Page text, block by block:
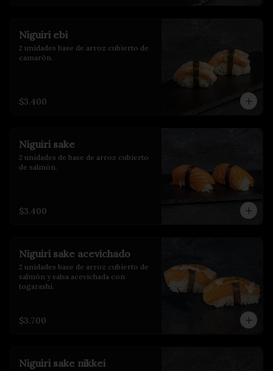
Niguiri ebi
2 unidades base de arroz cubierto de
camarón.
$3.400
Niguiri sake
2 unidades de base de arroz cubierto
de salmón.
$3.400
Niguiri sake acevichado
2 unidades base de arroz cubierto de
salmón y salsa acevichada con
togarashi.
$3.700
Niguiri sake nikkei